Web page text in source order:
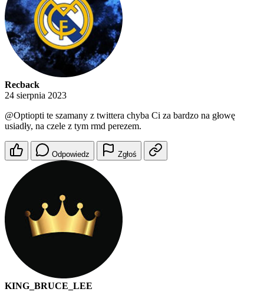
Recback
24 sierpnia 2023
@Optiopti te szamany z twittera chyba Ci za bardzo na głowę
usiadły, na czele z tym rmd perezem.
Odpowiedz Zgłoś
KING_BRUCE_LEE